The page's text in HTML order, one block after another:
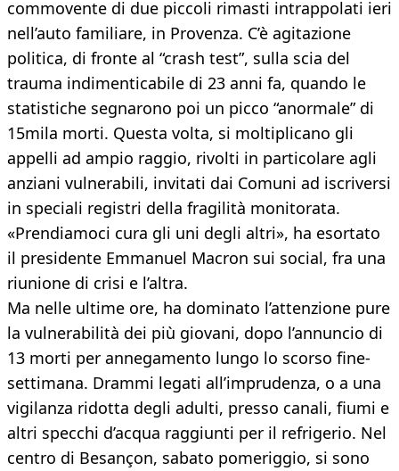
commovente di due piccoli rimasti intrappolati ieri
nell’auto familiare, in Provenza. C’è agitazione
politica, di fronte al “crash test”, sulla scia del
trauma indimenticabile di 23 anni fa, quando le
statistiche segnarono poi un picco “anormale” di
15mila morti. Questa volta, si moltiplicano gli
appelli ad ampio raggio, rivolti in particolare agli
anziani vulnerabili, invitati dai Comuni ad iscriversi
in speciali registri della fragilità monitorata.
«Prendiamoci cura gli uni degli altri», ha esortato
il presidente Emmanuel Macron sui social, fra una
riunione di crisi e l’altra.
Ma nelle ultime ore, ha dominato l’attenzione pure
la vulnerabilità dei più giovani, dopo l’annuncio di
13 morti per annegamento lungo lo scorso fine-
settimana. Drammi legati all’imprudenza, o a una
vigilanza ridotta degli adulti, presso canali, fiumi e
altri specchi d’acqua raggiunti per il refrigerio. Nel
centro di Besançon, sabato pomeriggio, si sono